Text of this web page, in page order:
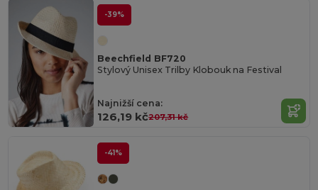
-39%
Beechfield BF720
Stylový Unisex Trilby Klobouk na Festival
Najnižší cena:
126,19 kč207,31 kč
-41%